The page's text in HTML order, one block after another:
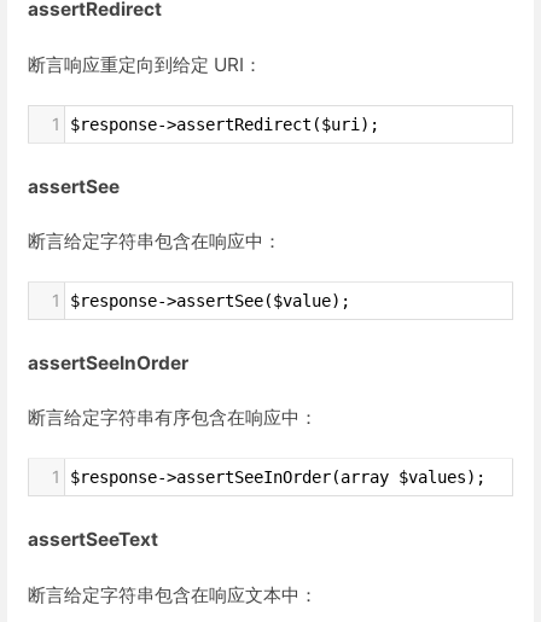
assertRedirect
断言响应重定向到给定 URI：
1 $response->assertRedirect($uri);
assertSee
断言给定字符串包含在响应中：
1 $response->assertSee($value);
assertSeeInOrder
断言给定字符串有序包含在响应中：
1 $response->assertSeeInOrder(array $values);
assertSeeText
断言给定字符串包含在响应文本中：